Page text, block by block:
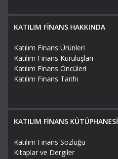
KATILIM FİNANS HAKKINDA
Katılım Finans Ürünleri
Katılım Finans Kuruluşları
Katılım Finans Öncüleri
Katılım Finans Tarihi
KATILIM FİNANS KÜTÜPHANESİ
Katılım Finans Sözlüğü
Kitaplar ve Dergiler